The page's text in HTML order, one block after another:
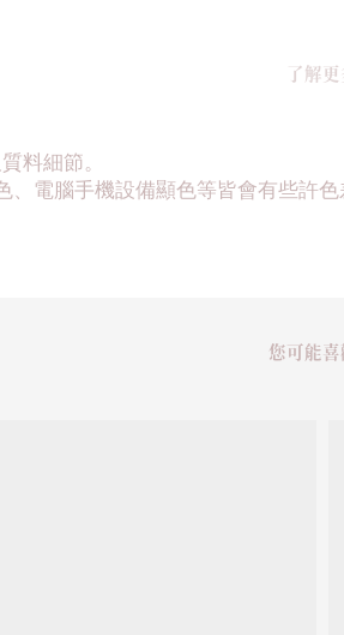
了解更
料細節。
電腦手機設備顯色等皆會有些許色
您可能